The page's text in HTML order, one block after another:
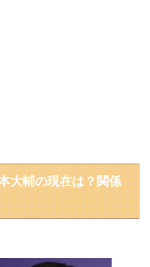
大輔の現在は？関係